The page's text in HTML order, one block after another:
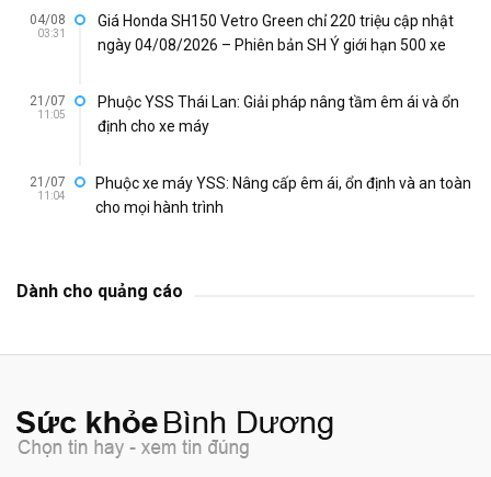
04/08
03:31
Giá Honda SH150 Vetro Green chỉ 220 triệu cập nhật
ngày 04/08/2026 – Phiên bản SH Ý giới hạn 500 xe
21/07
11:05
Phuộc YSS Thái Lan: Giải pháp nâng tầm êm ái và ổn
định cho xe máy
21/07
11:04
Phuộc xe máy YSS: Nâng cấp êm ái, ổn định và an toàn
cho mọi hành trình
Dành cho quảng cáo